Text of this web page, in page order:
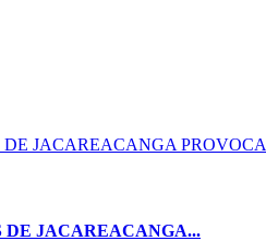
DE JACAREACANGA...